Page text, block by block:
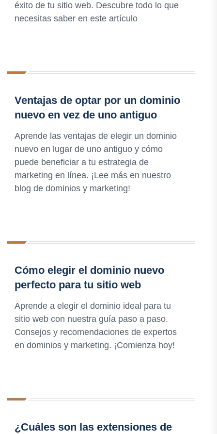
éxito de tu sitio web. Descubre todo lo que
necesitas saber en este artículo
Ventajas de optar por un dominio
nuevo en vez de uno antiguo
Aprende las ventajas de elegir un dominio
nuevo en lugar de uno antiguo y cómo
puede beneficiar a tu estrategia de
marketing en línea. ¡Lee más en nuestro
blog de dominios y marketing!
Cómo elegir el dominio nuevo
perfecto para tu sitio web
Aprende a elegir el dominio ideal para tu
sitio web con nuestra guía paso a paso.
Consejos y recomendaciones de expertos
en dominios y marketing. ¡Comienza hoy!
¿Cuáles son las extensiones de